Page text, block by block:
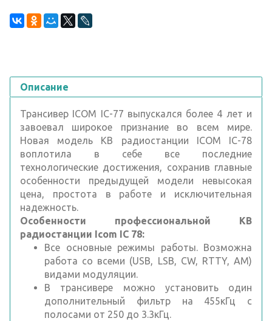
Описание
Трансивер ICOM IC-77 выпускался более 4 лет и
завоевал широкое признание во всем мире.
Новая модель КВ радиостанции ICOM IC-78
воплотила в себе все последние
технологические достижения, сохранив главные
особенности предыдущей модели невысокая
цена, простота в работе и исключительная
надежность.
Особенности профессиональной КВ
радиостанции Icom IC 78:
Все основные режимы работы. Возможна
работа со всеми (USB, LSB, CW, RTTY, AM)
видами модуляции.
В трансивере можно установить один
дополнительный фильтр на 455кГц с
полосами от 250 до 3.3кГц.